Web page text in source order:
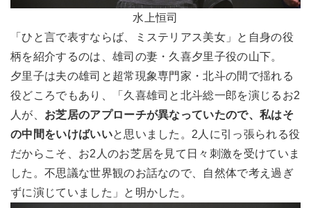
水上恒司
「ひと言で表すならば、ミステリアス美女」と自身の役
柄を紹介するのは、雄司の妻・久喜夕里子役の山下。
夕里子は夫の雄司と超常現象専門家・北斗の間で揺れる
役どころでもあり、「久喜雄司と北斗総一郎を演じるお2
人が、 お芝居のアプローチが異なっていたので、私はそ
の中間をいけばいいと思いました。2人に引っ張られる役
だからこそ、お2人のお芝居を見て日々刺激を受けていま
した。不思議な世界観のお話なので、自然体で考え過ぎ
ずに演じていました」と明かした。